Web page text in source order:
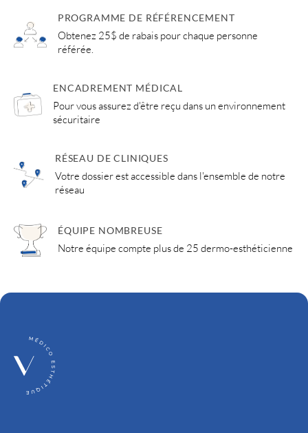
PROGRAMME DE RÉFÉRENCEMENT
Obtenez 25$ de rabais pour chaque personne
référée.
ENCADREMENT MÉDICAL
Pour vous assurez d'être reçu dans un environnement
sécuritaire
RÉSEAU DE CLINIQUES
Votre dossier est accessible dans l'ensemble de notre
réseau
ÉQUIPE NOMBREUSE
Notre équipe compte plus de 25 dermo-esthéticienne